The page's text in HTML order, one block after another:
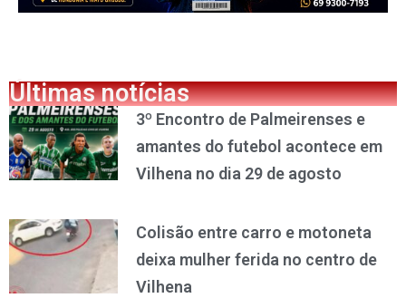
Últimas notícias
3º Encontro de Palmeirenses e
amantes do futebol acontece em
Vilhena no dia 29 de agosto
Colisão entre carro e motoneta
deixa mulher ferida no centro de
Vilhena